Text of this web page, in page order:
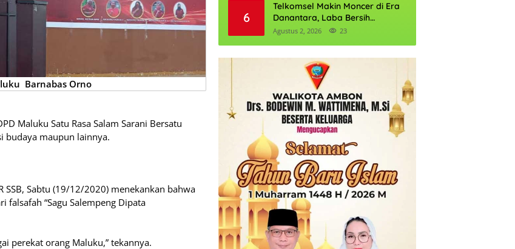
Barnabas Orno
Maluku Satu Rasa Salam Sarani Bersatu
budaya maupun lainnya.
Sabtu (19/12/2020) menekankan bahwa
“Sagu Salempeng Dipata
perekat orang Maluku,” tekannya.
6
Telkomsel Makin Moncer di Era
Danantara, Laba Bersih
Semester I 2026 Tembus Rp10,4
Agustus 2, 2026 23